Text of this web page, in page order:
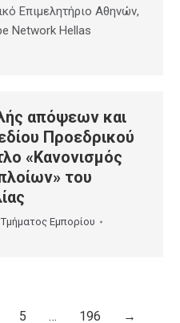
Επιμελητήριο Αθηνών,
Network Hellas
απόψεων και
Προεδρικού
«Κανονισμός
του
Εμπορίου
5 … 196 →